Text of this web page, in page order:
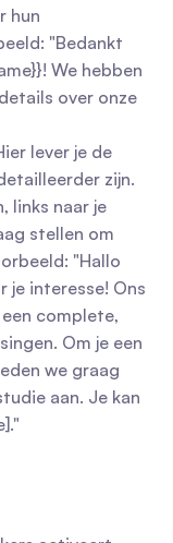
hun
"Bedankt
We hebben
over onze
lever je de
zijn.
links naar je
stellen om
"Hallo
je interesse! Ons
complete,
Om je een
we graag
aan. Je kan